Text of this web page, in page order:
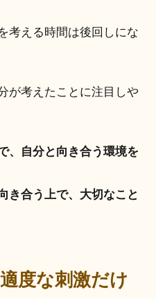
考える時間は後回しにな
が考えたことに注目しや
、自分と向き合う環境を
き合う上で、大切なこと
度な刺激だけ